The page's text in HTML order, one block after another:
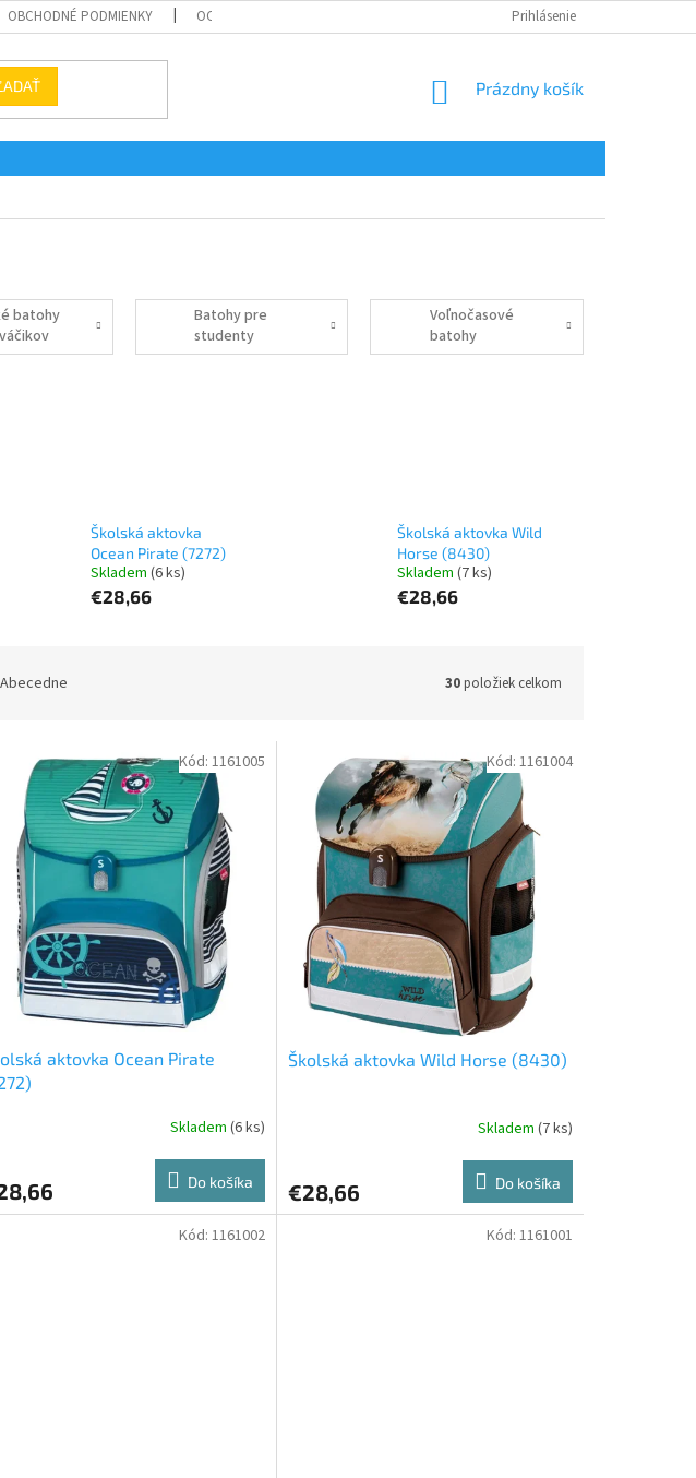
OBCHODNÉ PODMIENKY OCHRANA OSOBNÝCH ÚDAJOV Prihlásenie
NÁKUPNÝ
Prázdny košík
batohy
Batohy pre
studenty
Voľnočasové
batohy
Školská aktovka
Ocean Pirate (7272)
Skladem (6 ks)
€28,66
Školská aktovka Wild
Horse (8430)
Skladem (7 ks)
€28,66
Abecedne 30položiek celkom
aktovka Ocean Pirate
Skladem (6 ks)
Do košíka
Kód: 1161005
Školská aktovka Wild Horse (8430)
Skladem (7 ks)
€28,66 Do košíka
Kód: 1161004
Kód: 1161002 Kód: 1161001